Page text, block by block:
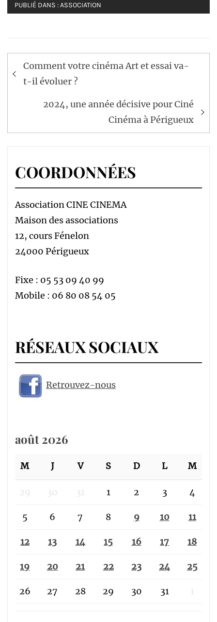
PUBLIÉ DANS :ASSOCIATION
Navigation
de
Comment votre cinéma Art et essai va-
t-il évoluer ?
2024, une année décisive pour Ciné
Cinéma à Périgueux
COORDONNÉES
Association CINE CINEMA
Maison des associations
12, cours Fénelon
24000 Périgueux
Fixe : 05 53 09 40 99
Mobile : 06 80 08 54 05
RÉSEAUX SOCIAUX
Retrouvez-nous
août 2026
M J V S D L M
29 30 31 1 2 3 4
5 6 7 8 9 10 11
12 13 14 15 16 17 18
19 20 21 22 23 24 25
26 27 28 29 30 31 1